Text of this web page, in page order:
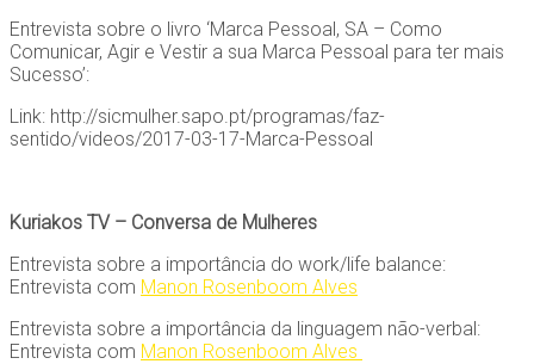
Entrevista sobre o livro ‘Marca Pessoal, SA – Como
Comunicar, Agir e Vestir a sua Marca Pessoal para ter mais
Sucesso’:
Link: http://sicmulher.sapo.pt/programas/faz-
sentido/videos/2017-03-17-Marca-Pessoal
Kuriakos TV – Conversa de Mulheres
Entrevista sobre a importância do work/life balance:
Entrevista com Manon Rosenboom Alves
Entrevista sobre a importância da linguagem não-verbal:
Entrevista com Manon Rosenboom Alves